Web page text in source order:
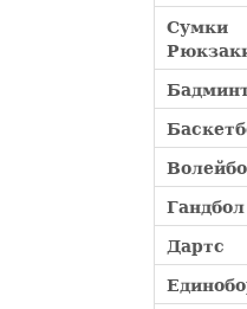
Сумки
Гандбол
Дартс